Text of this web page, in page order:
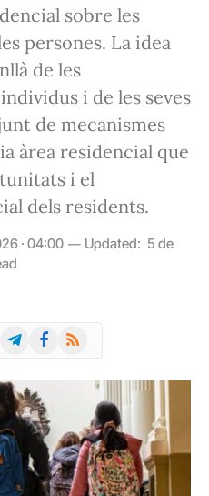
sobre les
persones. La idea
de les
i de les seves
de mecanismes
àrea residencial que
i el
dels residents.
· 04:00 Updated: 5 de
TelegramFacebook
RSS